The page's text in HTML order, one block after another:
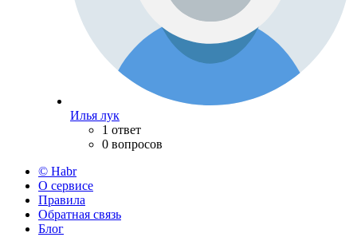
Илья лук
1 ответ
0 вопросов
© Habr
О сервисе
Правила
Обратная связь
Блог